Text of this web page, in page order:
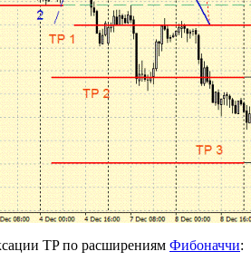
TP по расширениям Фибоначчи: